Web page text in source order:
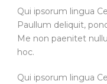
Qui ipsorum lingua
Paullum deliquit,
Me non paenitet
hoc.
Qui ipsorum lingua